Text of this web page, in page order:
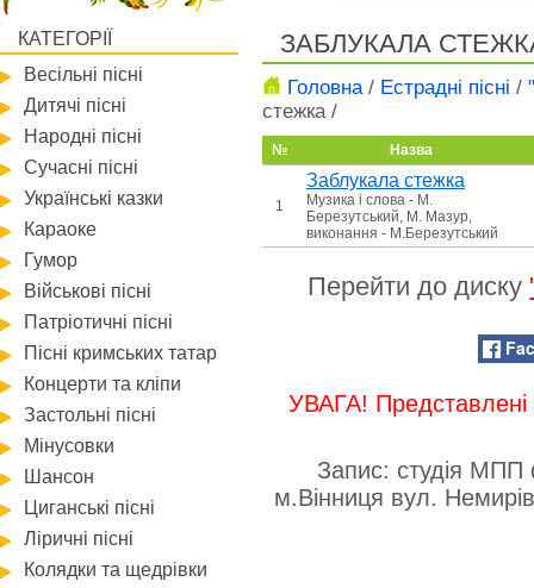
КАТЕГОРІЇ
Весільні пісні
Дитячі пісні
Народні пісні
Сучасні пісні
Українські казки
Караоке
Гумор
Військові пісні
Патріотичні пісні
Пісні кримських татар
Концерти та кліпи
Застольні пісні
Мінусовки
Шансон
Циганські пісні
Ліричні пісні
Колядки та щедрівки
ЗАБЛУКАЛА
Головна/ Естрадні пісні /
стежка/
№ Назва
1
Заблукала стежка
Музика і слова - М.
Березутський, М. Мазур,
виконання - М.Березутський
Перейти до диску
УВАГА! Представлені
Запис: студія
м.Вінниця вул.